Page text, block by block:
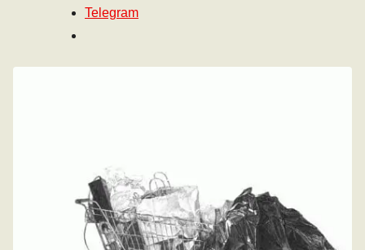
Telegram